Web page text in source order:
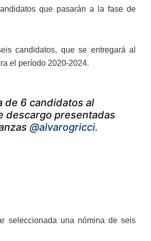
que pasarán a la fase de
candidatos, que se entregará al
el período 2020-2024.
de 6 candidatos al
descargo presentadas
@alvarogricci.
seleccionada una nómina de seis